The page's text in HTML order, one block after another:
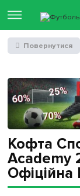
Кофта
Academy
Офіційна
Повернутися